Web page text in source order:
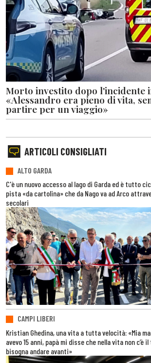
Morto investito dopo l'incidente
«Alessandro era pieno di vita,
partire per un viaggio»
ARTICOLI CONSIGLIATI
ALTO GARDA
C'è un nuovo accesso al lago di Garda ed è tutto
pista «da cartolina» che da Nago va ad Arco
secolari
CAMPI LIBERI
Kristian Ghedina, una vita a tutta velocità: «Mia
avevo 15 anni, papà mi disse che nella vita non c’è
bisogna andare avanti»